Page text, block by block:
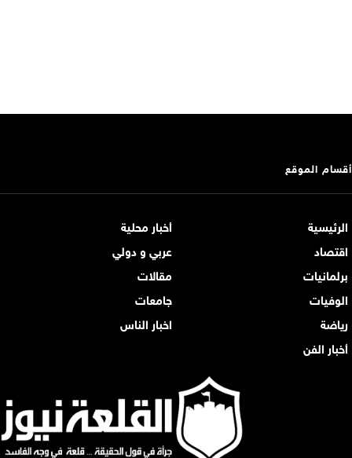
أقسام الموقع
الرئيسية
أخبار محلية
اقتصاد
عربي و دولي
برلمانيات
مقالات
الوفيات
جامعات
رياضة
اخبار الناس
أخبار الفن